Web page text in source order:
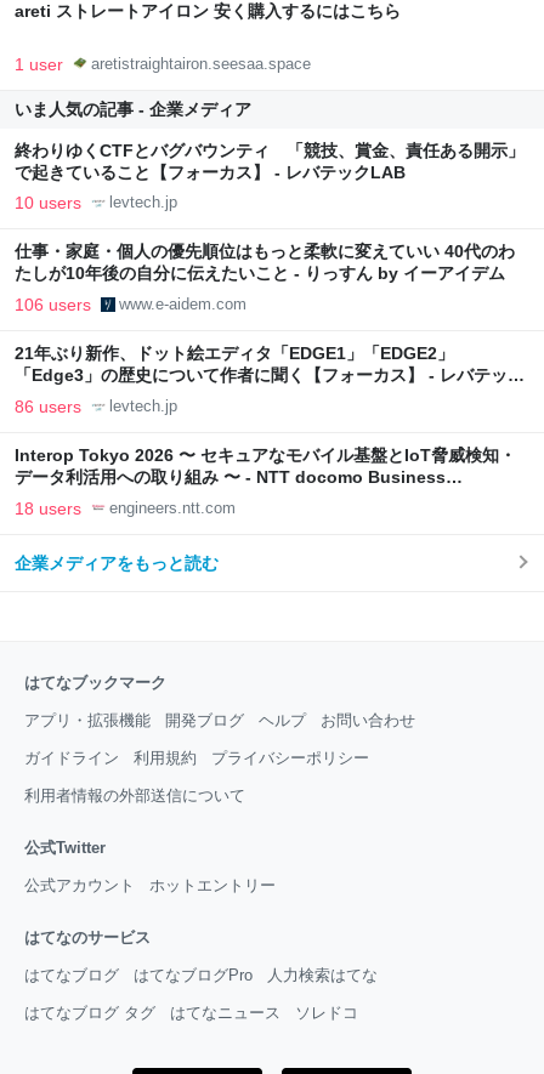
areti ストレートアイロン 安く購入するにはこちら
1 user aretistraightairon.seesaa.space
いま人気の記事 - 企業メディア
終わりゆくCTFとバグバウンティ 「競技、賞金、責任ある開示」
で起きていること【フォーカス】 - レバテックLAB
10 users levtech.jp
仕事・家庭・個人の優先順位はもっと柔軟に変えていい 40代のわ
たしが10年後の自分に伝えたいこと - りっすん by イーアイデム
106 users www.e-aidem.com
21年ぶり新作、ドット絵エディタ「EDGE1」「EDGE2」
「Edge3」の歴史について作者に聞く【フォーカス】 - レバテック
LAB
86 users levtech.jp
Interop Tokyo 2026 〜 セキュアなモバイル基盤とIoT脅威検知・
データ利活用への取り組み 〜 - NTT docomo Business
Engineers' Blog
18 users engineers.ntt.com
企業メディアをもっと読む
はてなブックマーク
アプリ・拡張機能 開発ブログ ヘルプ お問い合わせ
ガイドライン 利用規約 プライバシーポリシー
利用者情報の外部送信について
公式Twitter
公式アカウント ホットエントリー
はてなのサービス
はてなブログ はてなブログPro 人力検索はてな
はてなブログ タグ はてなニュース ソレドコ